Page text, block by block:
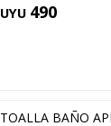
UYU 490
TOALLA BAÑO